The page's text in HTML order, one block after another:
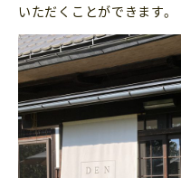
いただくことができます。